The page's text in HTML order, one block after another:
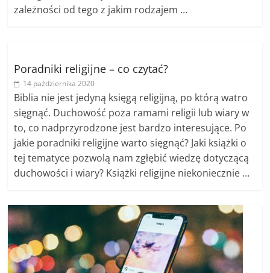
zależności od tego z jakim rodzajem …
Poradniki religijne – co czytać?
14 października 2020
Biblia nie jest jedyną księgą religijną, po którą watro
sięgnąć. Duchowość poza ramami religii lub wiary w
to, co nadprzyrodzone jest bardzo interesujące. Po
jakie poradniki religijne warto sięgnąć? Jaki książki o
tej tematyce pozwolą nam zgłębić wiedzę dotyczącą
duchowości i wiary? Książki religijne niekoniecznie …